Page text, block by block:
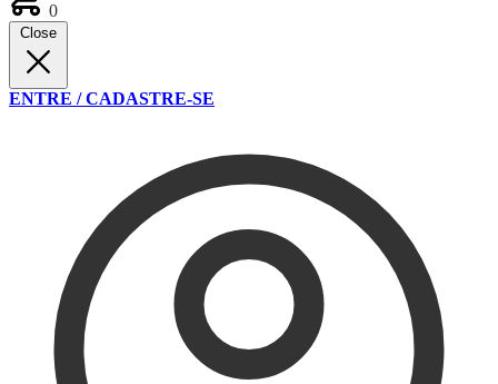
0
Close
ENTRE / CADASTRE-SE